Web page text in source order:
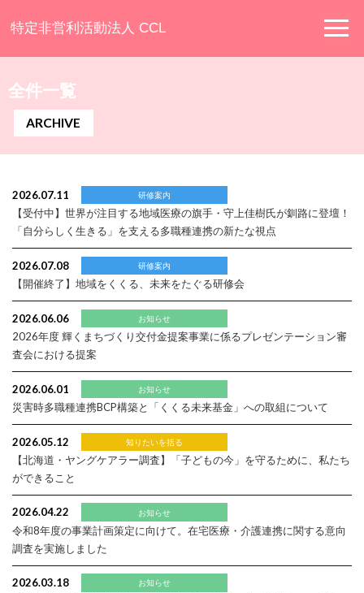
特定非営利活動法人 CCL
全件一覧
ARCHIVE
2026.07.11 研修案内
【受付中】 世界が注目する地域医療の旗手・守上佳樹氏が釧路に登壇！
「自分らしく生きる」を支える多職種連携の新たな視点
2026.07.08 研修案内
【開催終了】 地域をくくる、未来をたぐる研修会
2026.06.06 お知らせ
2026年度 輝くまちづくり交付金提案事業に係るプレゼンテーション審
査会における提案
2026.06.01 お知らせ
災害時多職種連携BCP構築と「くくる未来基金」への取組について
2026.05.12 知りたいを括る
【北海道・ヤングケアラー調査】「子どもの今」を守るために、私たち
ができること
2026.04.22 お知らせ
令和8年度の事業計画策定に向けて。在宅医療・介護連携に関する意向
調査を実施しました
2026.03.18 お知らせ